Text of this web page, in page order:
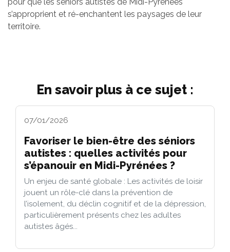
s’approprient et ré-enchantent les paysages de leur
territoire.
En savoir plus à ce sujet :
07/01/2026
Favoriser le bien-être des séniors
autistes : quelles activités pour
s’épanouir en Midi-Pyrénées ?
Un enjeu de santé globale : Les activités de loisir
jouent un rôle-clé dans la prévention de
l’isolement, du déclin cognitif et de la dépression,
particulièrement présents chez les adultes
autistes âgés...